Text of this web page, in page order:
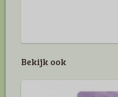
Bekijk ook